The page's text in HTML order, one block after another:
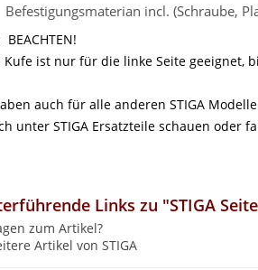
Befestigungsmaterian incl. (Schraube,
BEACHTEN!
Kufe ist nur für die linke Seite geeignet,
auch für alle anderen STIGA
unter STIGA Ersatzteile schauen oder
Links zu "STIGA
zum Artikel?
Artikel von STIGA